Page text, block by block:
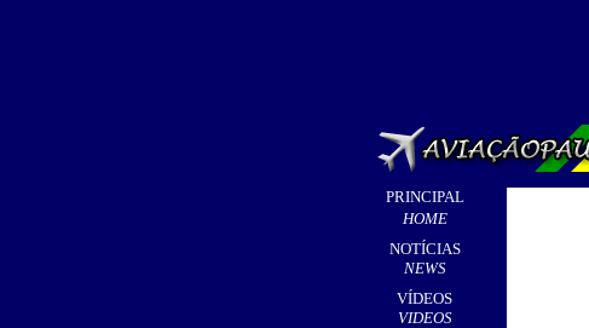
PRINCIPAL
HOME
NOTÍCIAS
NEWS
VÍDEOS
VIDEOS